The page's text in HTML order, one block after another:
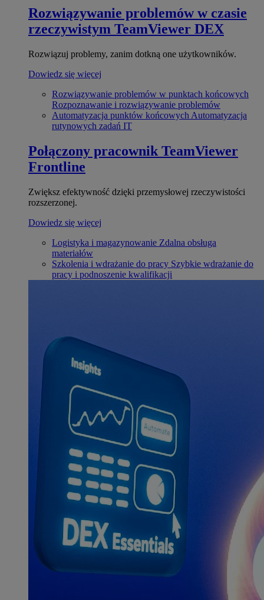
Rozwiązywanie problemów w czasie
rzeczywistym TeamViewer DEX
Rozwiązuj problemy, zanim dotkną one użytkowników.
Dowiedz się więcej
Rozwiązywanie problemów w punktach końcowych
Rozpoznawanie i rozwiązywanie problemów
Automatyzacja punktów końcowych Automatyzacja
rutynowych zadań IT
Połączony pracownik TeamViewer
Frontline
Zwiększ efektywność dzięki przemysłowej rzeczywistości
rozszerzonej.
Dowiedz się więcej
Logistyka i magazynowanie Zdalna obsługa
materiałów
Szkolenia i wdrażanie do pracy Szybkie wdrażanie do
pracy i podnoszenie kwalifikacji